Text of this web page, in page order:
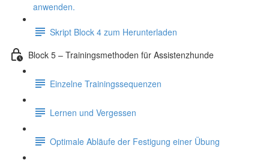
anwenden.
Skript Block 4 zum Herunterladen
Block 5 – Trainingsmethoden für Assistenzhunde
Einzelne Trainingssequenzen
Lernen und Vergessen
Optimale Abläufe der Festigung einer Übung